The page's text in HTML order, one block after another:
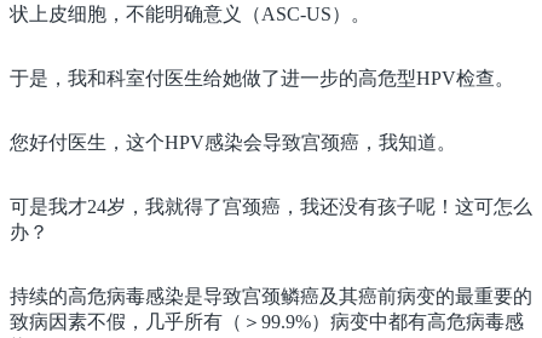
状上皮细胞，不能明确意义（ASC-US）。
于是，我和科室付医生给她做了进一步的高危型HPV检查。
您好付医生，这个HPV感染会导致宫颈癌，我知道。
可是我才24岁，我就得了宫颈癌，我还没有孩子呢！这可怎么
办？
持续的高危病毒感染是导致宫颈鳞癌及其癌前病变的最重要的
致病因素不假，几乎所有（＞99.9%）病变中都有高危病毒感